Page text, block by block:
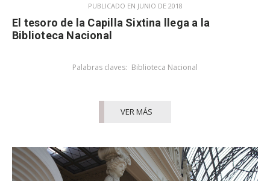
PUBLICADO EN JUNIO DE 2018
El tesoro de la Capilla Sixtina llega a la
Biblioteca Nacional
Palabras claves: Biblioteca Nacional
VER MÁS